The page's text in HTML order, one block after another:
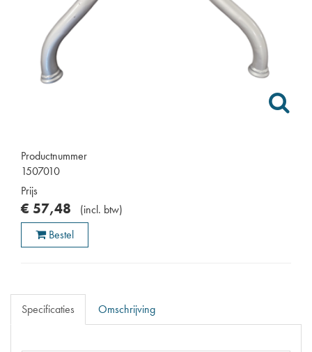
Productnummer
1507010
Prijs
€ 57,48 (incl. btw)
Bestel
Specificaties Omschrijving